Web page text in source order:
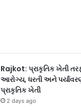
Rajkot: પ્રાકૃતિક ખેતી
આરોગ્ય, ધરતી અને
પ્રાકૃતિક ખેતી
2 days ago